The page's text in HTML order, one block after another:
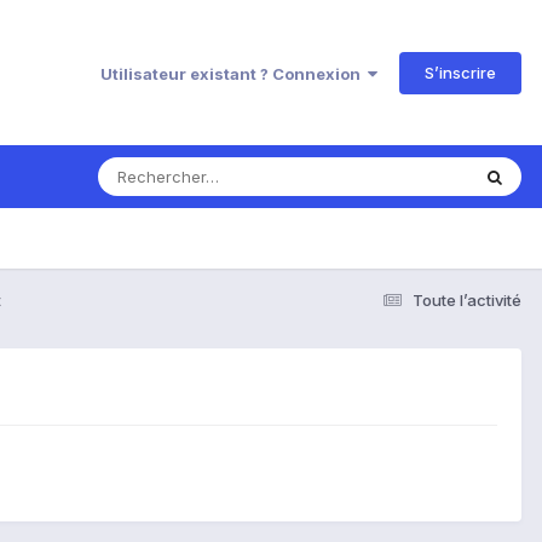
Utilisateur existant ? Connexion S’inscrire
Toute l’activité